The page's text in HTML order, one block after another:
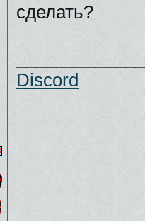
сделать?
Discord